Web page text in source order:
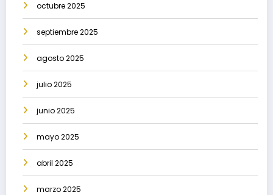
octubre 2025
septiembre 2025
agosto 2025
julio 2025
junio 2025
mayo 2025
abril 2025
marzo 2025